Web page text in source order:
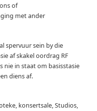
of
met ander
spervuur sein by die
af skakel oordrag RF
nie in staat om basisstasie
diens af.
konsertsale, Studios,